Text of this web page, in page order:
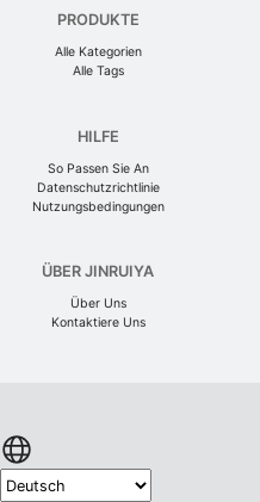
PRODUKTE
Alle Kategorien
Alle Tags
HILFE
So Passen Sie An
Datenschutzrichtlinie
Nutzungsbedingungen
ÜBER JINRUIYA
Über Uns
Kontaktiere Uns